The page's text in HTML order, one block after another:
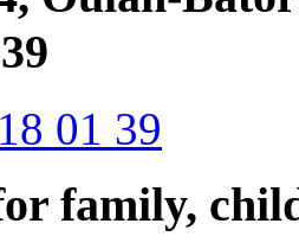
01 39
family,